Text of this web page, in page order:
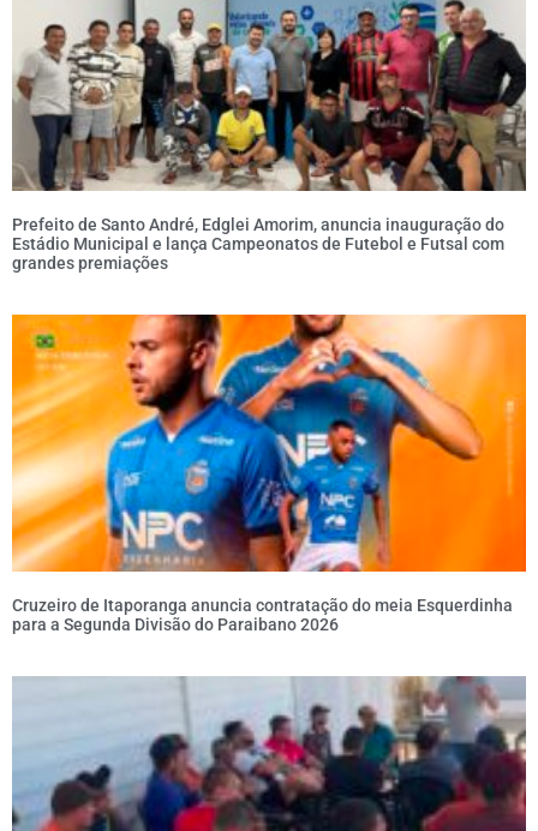
Prefeito de Santo André, Edglei Amorim, anuncia inauguração do
Estádio Municipal e lança Campeonatos de Futebol e Futsal com
grandes premiações
Cruzeiro de Itaporanga anuncia contratação do meia Esquerdinha
para a Segunda Divisão do Paraibano 2026